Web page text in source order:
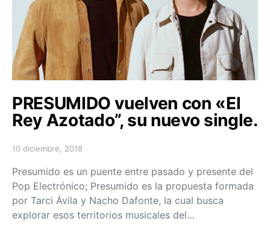
PRESUMIDO vuelven con «El
Rey Azotado”, su nuevo single.
Posted on
10 diciembre, 2018
Presumido es un puente entre pasado y presente del
Pop Electrónico; Presumido es la propuesta formada
por Tarci Ávila y Nacho Dafonte, la cual busca
explorar esos territorios musicales del…